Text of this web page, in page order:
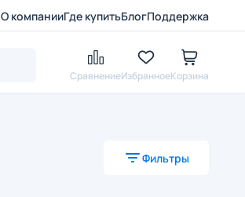
О компанииГде купитьБлогПоддержка
СравнениеИзбранноеКорзина
Фильтры